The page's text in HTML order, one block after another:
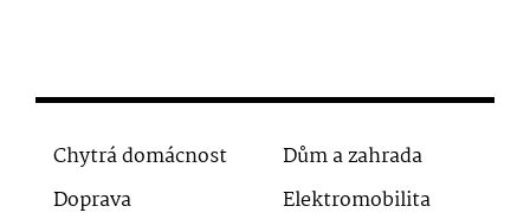
Chytrá domácnost
Dům a zahrada
Doprava
Elektromobilita